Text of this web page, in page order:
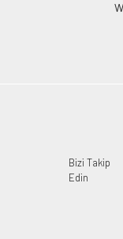
Bizi Takip
Edin